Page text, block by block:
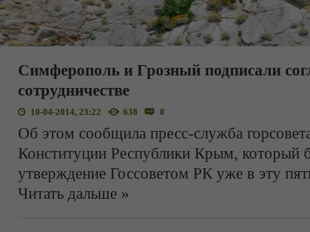
Симферополь и Грозный подписали
сотрудничестве
10-04-2014, 23:22 638 0
Об этом сообщила пресс-служба
Конституции Республики Крым, который
утверждение Госсоветом РК уже в эту
Читать дальше »